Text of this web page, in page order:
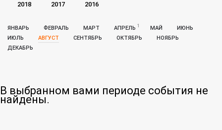
2018 2017 2016
ЯНВАРЬ ФЕВРАЛЬ МАРТ АПРЕЛЬ 1 МАЙ
ИЮНЬ
ИЮЛЬ
АВГУСТ СЕНТЯБРЬ ОКТЯБРЬ
НОЯБРЬ
ДЕКАБРЬ
В выбранном вами периоде события не
найдены.